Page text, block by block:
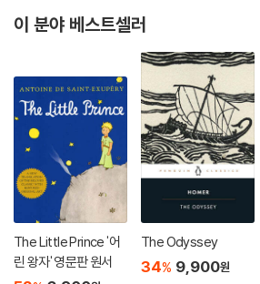
이 분야 베스트셀러
The Little Prince '어
린 왕자' 영문판 원서
The Odyssey
34% 9,900원